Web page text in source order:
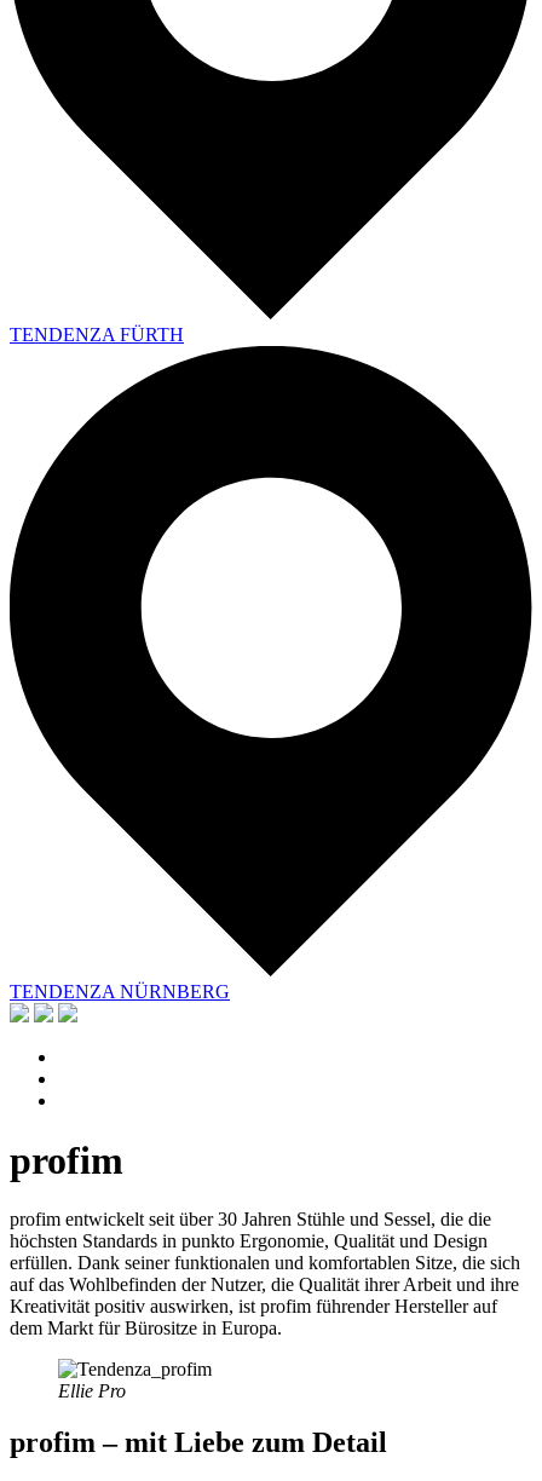
TENDENZA FÜRTH
TENDENZA NÜRNBERG
profim
profim entwickelt seit über 30 Jahren Stühle und Sessel, die die
höchsten Standards in punkto Ergonomie, Qualität und Design
erfüllen. Dank seiner funktionalen und komfortablen Sitze, die sich
auf das Wohlbefinden der Nutzer, die Qualität ihrer Arbeit und ihre
Kreativität positiv auswirken, ist profim führender Hersteller auf
dem Markt für Bürositze in Europa.
Ellie Pro
profim – mit Liebe zum Detail